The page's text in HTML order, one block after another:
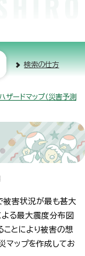
検索の仕方
ハザードマップ（災害予測
被害状況が最も甚大
よる最大震度分布図
ことにより被害の想
マップを作成してお